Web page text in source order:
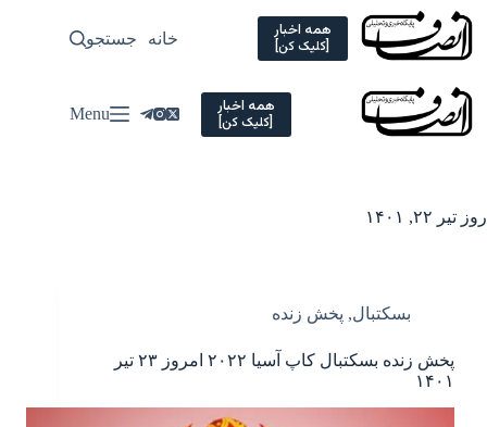
Skip
content
همه اخبار
[کلیک کن] خانه سیاسی
جستجو
همه اخبار
[کلیک کن] Menu
روز تیر ۲۲, ۱۴۰۱
بسکتبال, پخش زنده
پخش زنده بسکتبال کاپ آسیا ۲۰۲۲ امروز ۲۳ تیر
۱۴۰۱